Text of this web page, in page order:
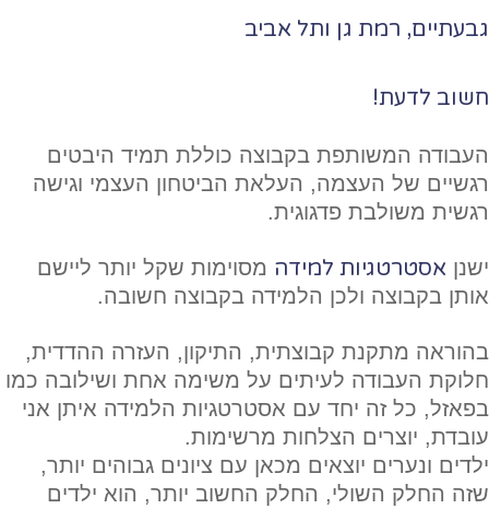
גבעתיים, רמת גן ותל אביב
חשוב לדעת!
העבודה המשותפת בקבוצה כוללת תמיד היבטים
רגשיים של העצמה, העלאת הביטחון העצמי וגישה
רגשית משולבת פדגוגית.
ישנן אסטרטגיות למידה מסוימות שקל יותר ליישם
אותן בקבוצה ולכן הלמידה בקבוצה חשובה.
בהוראה מתקנת קבוצתית, התיקון, העזרה ההדדית,
חלוקת העבודה לעיתים על משימה אחת ושילובה כמו
בפאזל, כל זה יחד עם אסטרטגיות הלמידה איתן אני
עובדת, יוצרים הצלחות מרשימות.
ילדים ונערים יוצאים מכאן עם ציונים גבוהים יותר,
שזה החלק השולי, החלק החשוב יותר, הוא ילדים